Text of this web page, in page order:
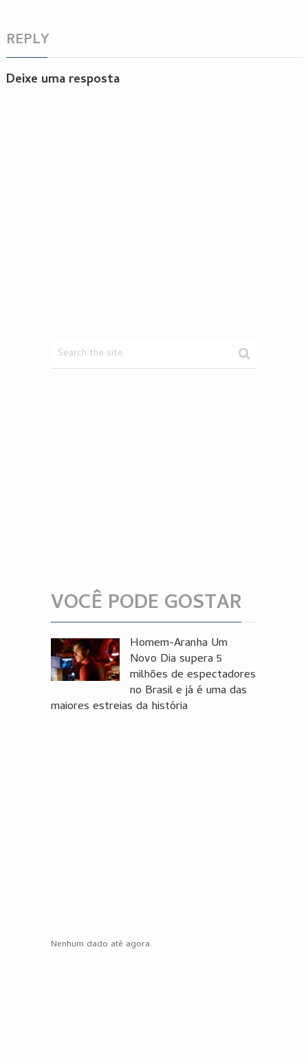
REPLY
Deixe uma resposta
VOCÊ PODE GOSTAR
Homem-Aranha Um
Novo Dia supera 5
milhões de espectadores
no Brasil e já é uma das
maiores estreias da história
Nenhum dado até agora.